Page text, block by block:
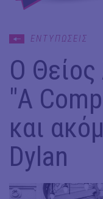
ΕΝΤΥΠΩΣΕΙΣ
Ο Θείος
"A
και
Dylan